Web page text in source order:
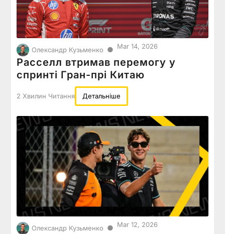
Олександр Кузьменко ● Mar 14, 2026
Расселл втримав перемогу у
спринті Гран-прі Китаю
2 Хвилин Читання Детальніше
Олександр Кузьменко ● Mar 12, 2026